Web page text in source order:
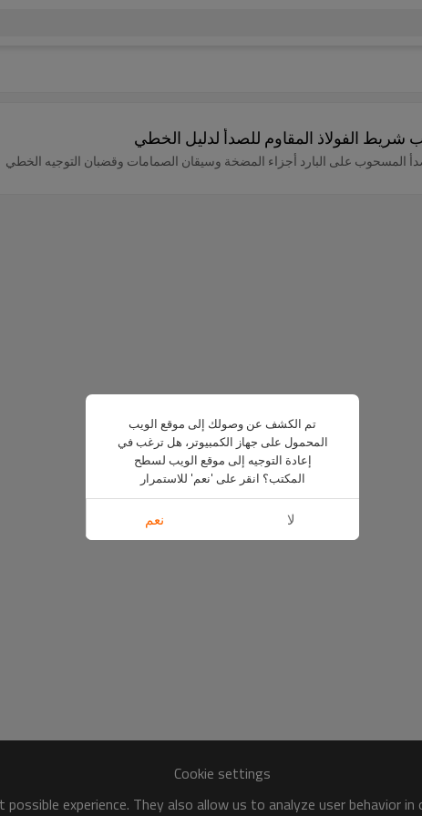
Cookie settings
experience. They also allow us to analyze user behavior
تم الكشف عن وصولك إلى موقع الويب
المحمول على جهاز الكمبيوتر، هل ترغب في
إعادة التوجيه إلى موقع الويب لسطح
المكتب؟ انقر على 'نعم' للاستمرار
لا نعم